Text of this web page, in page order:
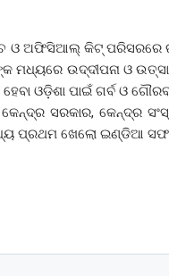
ଓ ଅଫିସିଆଲ୍‍ କିଟ୍‍ ପରିସରରେ
ମଧ୍ୟରେ ଉଦ୍ଦୀପନା ଓ
ଓଡ଼ିଶା ପାଇଁ ଗର୍ବ ଓ
ସରକାର, କେନ୍ଦ୍ର
ପ୍ରଥମ ଖେଲୋ ଇଣ୍ଡିଆ